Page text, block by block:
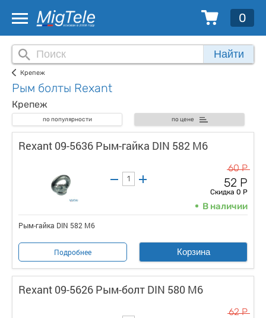
0
Найти
Крепеж
Рым болты Rexant
Крепеж
по популярности по цене
Rexant 09-5636 Рым-гайка DIN 582 М6
60 Р
52 Р
Скидка 0 Р
В наличии
Рым-гайка DIN 582 М6
Подробнее Корзина
Rexant 09-5626 Рым-болт DIN 580 М6
62 Р